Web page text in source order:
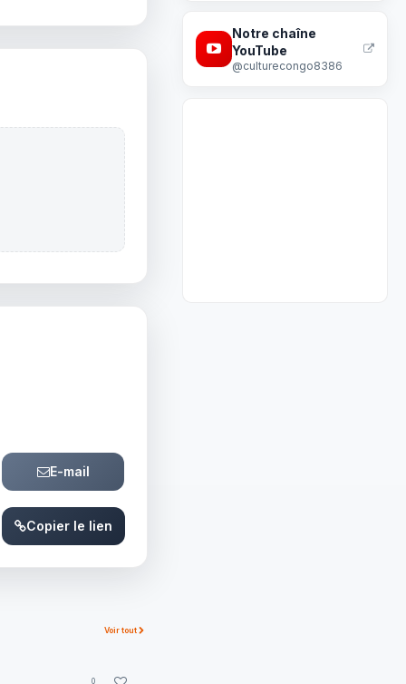
E-mail
Copier le lien
Voir tout
0
Notre chaîne
YouTube
@culturecongo8386